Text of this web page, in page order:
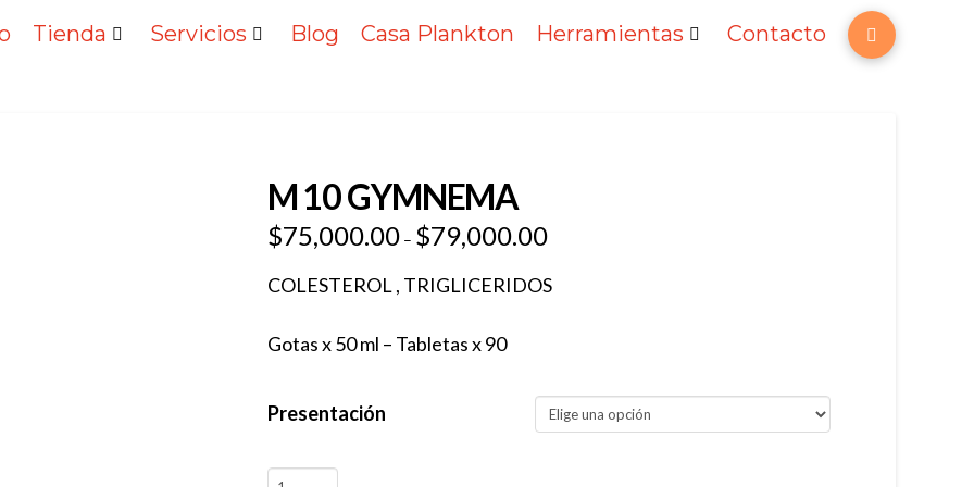
Tienda Servicios Blog Casa Plankton Herramientas Contacto
M 10 GYMNEMA
$75,000.00– $79,000.00
COLESTEROL , TRIGLICERIDOS
Gotas x 50 ml – Tabletas x 90
Presentación